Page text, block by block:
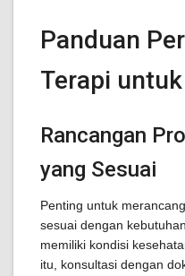
Panduan
Terapi
Rancangan
yang Sesuai
Penting untuk
sesuai dengan
memiliki kondisi
itu, konsultasi dengan